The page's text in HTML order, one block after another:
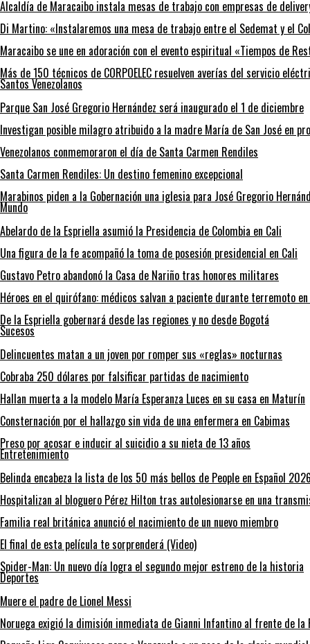
Alcaldía de Maracaibo instala mesas de trabajo con empresas de
Di Martino: «Instalaremos una mesa de trabajo entre el Sedemat y el
Maracaibo se une en adoración con el evento espiritual «Tiempos de
Más de 150 técnicos de CORPOELEC resuelven averías del servicio
Santos Venezolanos
Parque San José Gregorio Hernández será inaugurado el 1 de diciembre
Investigan posible milagro atribuido a la madre María de San José en
Venezolanos conmemoraron el día de Santa Carmen Rendiles
Santa Carmen Rendiles: Un destino femenino excepcional
Marabinos piden a la Gobernación una iglesia para José Gregorio
Mundo
Abelardo de la Espriella asumió la Presidencia de Colombia en Cali
Una figura de la fe acompañó la toma de posesión presidencial en Cali
Gustavo Petro abandonó la Casa de Nariño tras honores militares
Héroes en el quirófano: médicos salvan a paciente durante terremoto en
De la Espriella gobernará desde las regiones y no desde Bogotá
Sucesos
Delincuentes matan a un joven por romper sus «reglas» nocturnas
Cobraba 250 dólares por falsificar partidas de nacimiento
Hallan muerta a la modelo María Esperanza Luces en su casa en Maturín
Consternación por el hallazgo sin vida de una enfermera en Cabimas
Preso por acosar e inducir al suicidio a su nieta de 13 años
Entretenimiento
Belinda encabeza la lista de los 50 más bellos de People en Español 2026
Hospitalizan al bloguero Pérez Hilton tras autolesionarse en una
Familia real británica anunció el nacimiento de un nuevo miembro
El final de esta película te sorprenderá (Video)
Spider-Man: Un nuevo día logra el segundo mejor estreno de la historia
Deportes
Muere el padre de Lionel Messi
Noruega exigió la dimisión inmediata de Gianni Infantino al frente de la